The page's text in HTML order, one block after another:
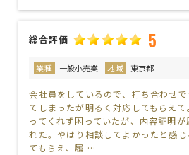
総合評価 5
業種 一般小売業 地域 東京都
会社員をしているので、打ち合わせ
てしまったが明るく対応してもらえ
ってくれず困っていたが、内容証明
れた。やはり相談してよかったと感
てもらえ、履 …